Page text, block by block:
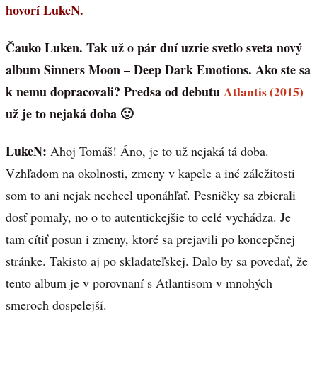
hovorí LukeN.
Čauko Luken. Tak už o pár dní uzrie svetlo sveta nový
album Sinners Moon – Deep Dark Emotions. Ako ste sa
k nemu dopracovali? Predsa od debutuAtlantis (2015)
už je to nejaká doba 🙂
LukeN: Ahoj Tomáš! Áno, je to už nejaká tá doba.
Vzhľadom na okolnosti, zmeny v kapele a iné záležitosti
som to ani nejak nechcel uponáhľať. Pesničky sa zbierali
dosť pomaly, no o to autentickejšie to celé vychádza. Je
tam cítiť posun i zmeny, ktoré sa prejavili po koncepčnej
stránke. Takisto aj po skladateľskej. Dalo by sa povedať, že
tento album je v porovnaní s Atlantisom v mnohých
smeroch dospelejší.